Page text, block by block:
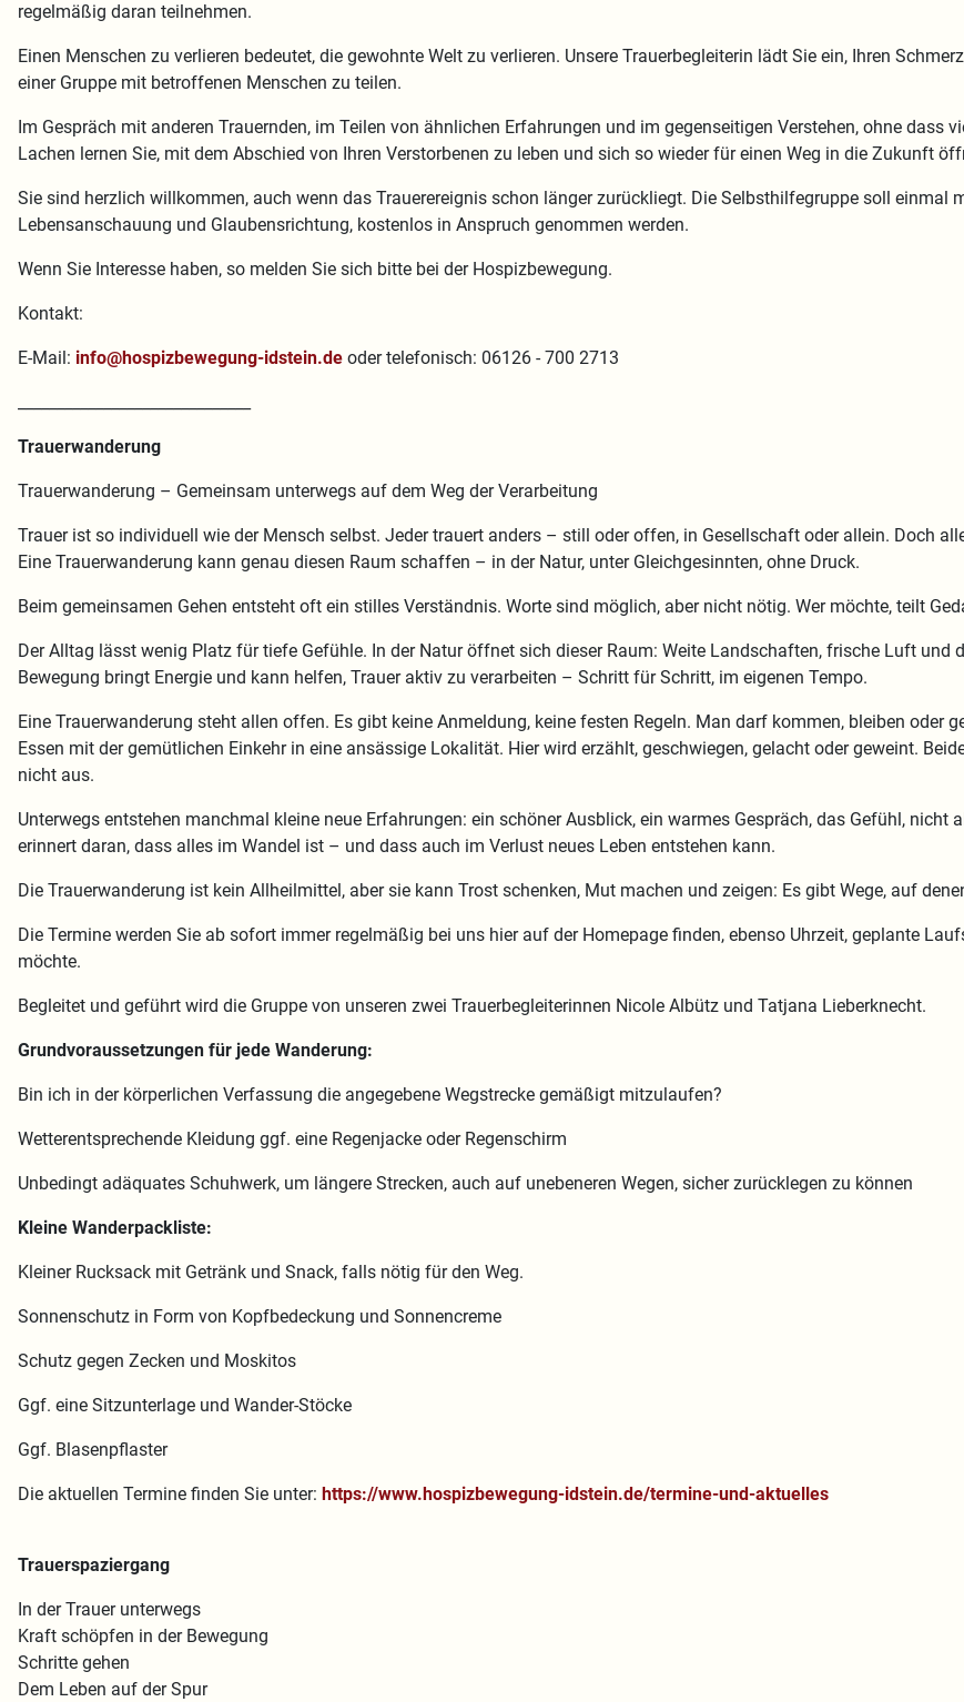
regelmäßig daran teilnehmen.
Einen Menschen zu verlieren bedeutet, die gewohnte Welt zu verlieren. Unsere Trauerbegleiterin lädt Sie ein, Ihren
einer Gruppe mit betroffenen Menschen zu teilen.
Im Gespräch mit anderen Trauernden, im Teilen von ähnlichen Erfahrungen und im gegenseitigen Verstehen, ohne dass
Lachen lernen Sie, mit dem Abschied von Ihren Verstorbenen zu leben und sich so wieder für einen Weg in die Zukunft
Sie sind herzlich willkommen, auch wenn das Trauerereignis schon länger zurückliegt. Die Selbsthilfegruppe soll
Lebensanschauung und Glaubensrichtung, kostenlos in Anspruch genommen werden.
Wenn Sie Interesse haben, so melden Sie sich bitte bei der Hospizbewegung.
Kontakt:
E-Mail: info@hospizbewegung-idstein.de oder telefonisch: 06126 - 700 2713
Trauerwanderung
Trauerwanderung – Gemeinsam unterwegs auf dem Weg der Verarbeitung
Trauer ist so individuell wie der Mensch selbst. Jeder trauert anders – still oder offen, in Gesellschaft oder allein. Doch
Eine Trauerwanderung kann genau diesen Raum schaffen – in der Natur, unter Gleichgesinnten, ohne Druck.
Beim gemeinsamen Gehen entsteht oft ein stilles Verständnis. Worte sind möglich, aber nicht nötig. Wer möchte, teilt
Der Alltag lässt wenig Platz für tiefe Gefühle. In der Natur öffnet sich dieser Raum: Weite Landschaften, frische Luft und
Bewegung bringt Energie und kann helfen, Trauer aktiv zu verarbeiten – Schritt für Schritt, im eigenen Tempo.
Eine Trauerwanderung steht allen offen. Es gibt keine Anmeldung, keine festen Regeln. Man darf kommen, bleiben oder
Essen mit der gemütlichen Einkehr in eine ansässige Lokalität. Hier wird erzählt, geschwiegen, gelacht oder geweint.
nicht aus.
Unterwegs entstehen manchmal kleine neue Erfahrungen: ein schöner Ausblick, ein warmes Gespräch, das Gefühl,
erinnert daran, dass alles im Wandel ist – und dass auch im Verlust neues Leben entstehen kann.
Die Trauerwanderung ist kein Allheilmittel, aber sie kann Trost schenken, Mut machen und zeigen: Es gibt Wege, auf
Die Termine werden Sie ab sofort immer regelmäßig bei uns hier auf der Homepage finden, ebenso Uhrzeit, geplante
möchte.
Begleitet und geführt wird die Gruppe von unseren zwei Trauerbegleiterinnen Nicole Albütz und Tatjana Lieberknecht.
Grundvoraussetzungen für jede Wanderung:
Bin ich in der körperlichen Verfassung die angegebene Wegstrecke gemäßigt mitzulaufen?
Wetterentsprechende Kleidung ggf. eine Regenjacke oder Regenschirm
Unbedingt adäquates Schuhwerk, um längere Strecken, auch auf unebeneren Wegen, sicher zurücklegen zu können
Kleine Wanderpackliste:
Kleiner Rucksack mit Getränk und Snack, falls nötig für den Weg.
Sonnenschutz in Form von Kopfbedeckung und Sonnencreme
Schutz gegen Zecken und Moskitos
Ggf. eine Sitzunterlage und Wander-Stöcke
Ggf. Blasenpflaster
Die aktuellen Termine finden Sie unter: https://www.hospizbewegung-idstein.de/termine-und-aktuelles
Trauerspaziergang
In der Trauer unterwegs
Kraft schöpfen in der Bewegung
Schritte gehen
Dem Leben auf der Spur